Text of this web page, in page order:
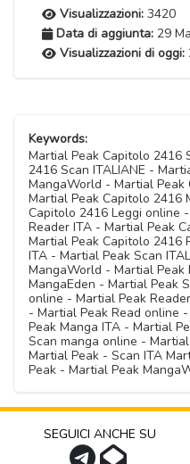
Visualizzazioni: 3420
Data di aggiunta: 29
Visualizzazioni di oggi:
Keywords:
Martial Peak Capitolo 2416
2416 Scan ITALIANE -
MangaWorld - Martial
Martial Peak Capitolo 2416
Capitolo 2416 Leggi online
Reader ITA - Martial Peak
Martial Peak Capitolo 2416
ITA - Martial Peak Scan
MangaWorld - Martial Peak
MangaEden - Martial Peak
online - Martial Peak
- Martial Peak Read online
Peak Manga ITA - Martial
Scan manga online -
Martial Peak - Scan ITA
Peak - Martial Peak
SEGUICI ANCHE SU